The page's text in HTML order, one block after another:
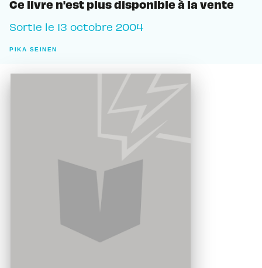
Ce livre n'est plus disponible à la vente
Sortie le 13 octobre 2004
PIKA SEINEN